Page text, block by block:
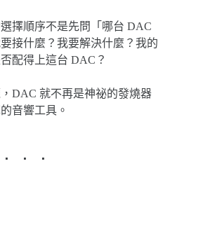
擇順序不是先問「哪台 DAC
接什麼？我要解決什麼？我的
配得上這台 DAC？
DAC 就不再是神祕的發燒器
音響工具。